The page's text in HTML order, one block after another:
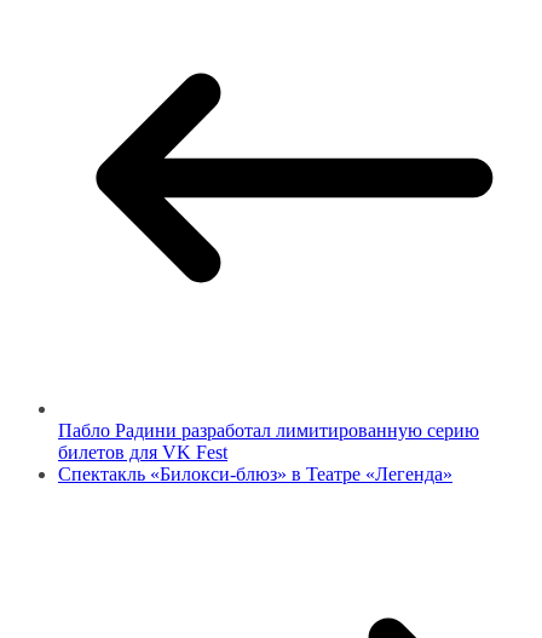
Пабло Радини разработал лимитированную серию
билетов для VK Fest
Спектакль «Билокси-блюз» в Театре «Легенда»